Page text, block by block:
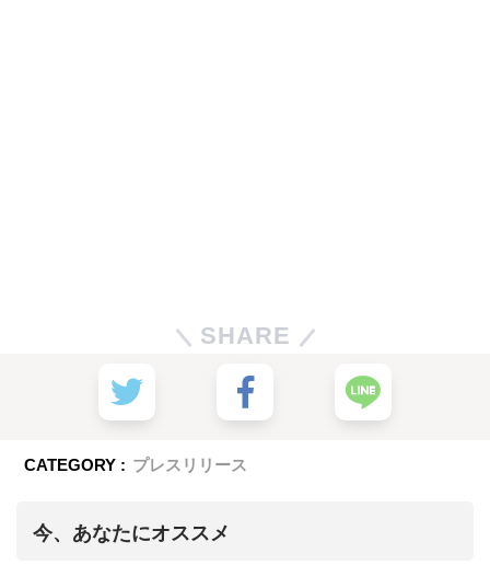
SHARE
CATEGORY : プレスリリース
今、あなたにオススメ